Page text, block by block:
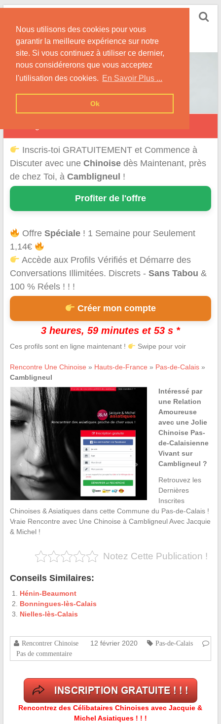
Nous utilisons des cookies pour vous
garantir la meilleure expérience sur notre
site. Si vous continuez à utiliser ce dernier,
nous considérerons que vous acceptez
l'utilisation des cookies. En Savoir Plus ...
Ok
Skip
content
Nos Conseils pour Rencontrer Une Femme
Originaire de Chine !
Inscris-toi GRATUITEMENT et Commence à
Discuter avec une Chinoisedès Maintenant, près
de chez Toi, à Cambligneul !
Profiter de l'offre
OffreSpéciale ! 1 Semaine pour Seulement
1,14€
Accède aux Profils Vérifiés et Démarre des
Conversations Illimitées. Discrets - Sans Tabou &
100 % Réels ! ! !
Créer mon compte
3 heures, 59 minutes et 53 s *
Ces profils sont en ligne maintenant ! Swipe pour voir
Rencontre Une Chinoise » Hauts-de-France » Pas-de-Calais»
Cambligneul
Intéressé par
une Relation
Amoureuse
avec une Jolie
Chinoise Pas-
de-Calaisienne
Vivant sur
Cambligneul ?
Retrouvez les
Dernières
Inscrites
Chinoises & Asiatiques dans cette Commune du Pas-de-Calais !
Vraie Rencontre avec Une Chinoise à Cambligneul Avec Jacquie
& Michel !
Notez Cette Publication !
Conseils Similaires:
Hénin-Beaumont
Bonningues-lès-Calais
Nielles-lès-Calais
Rencontrer Chinoise 12 février 2020
Pas-de-Calais
Pas de commentaire
Rencontrez des Célibataires Chinoises avec Jacquie &
Michel Asiatiques ! ! !